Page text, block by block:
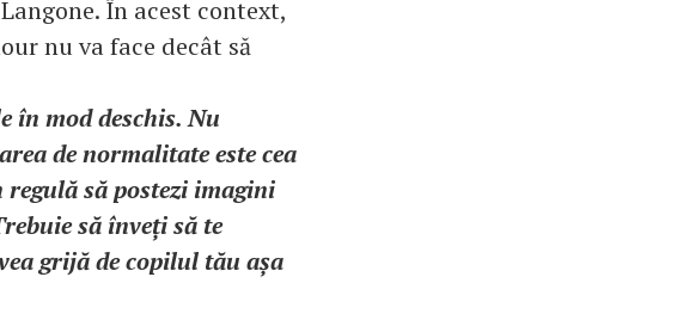
În acest context,
nu va face decât să
în mod deschis. Nu
de normalitate este cea
să postezi imagini
să înveți să te
grijă de copilul tău așa